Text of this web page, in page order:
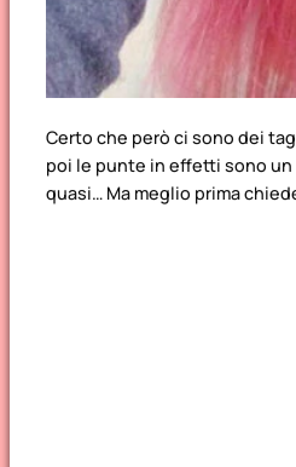
Certo che però ci sono dei
poi le punte in effetti sono un
quasi… Ma meglio prima